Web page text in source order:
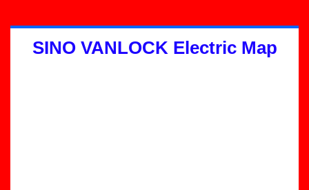
SINO VANLOCK Electric Map